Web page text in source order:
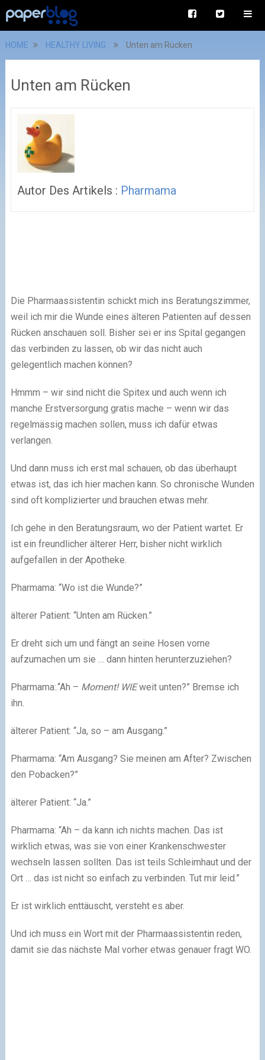
HOME HEALTHY LIVING Unten am Rücken
Unten am Rücken
Autor Des Artikels : Pharmama
Die Pharmaassistentin schickt mich ins Beratungszimmer,
weil ich mir die Wunde eines älteren Patienten auf dessen
Rücken anschauen soll. Bisher sei er ins Spital gegangen
das verbinden zu lassen, ob wir das nicht auch
gelegentlich machen können?
Hmmm – wir sind nicht die Spitex und auch wenn ich
manche Erstversorgung gratis mache – wenn wir das
regelmässig machen sollen, muss ich dafür etwas
verlangen.
Und dann muss ich erst mal schauen, ob das überhaupt
etwas ist, das ich hier machen kann. So chronische Wunden
sind oft komplizierter und brauchen etwas mehr.
Ich gehe in den Beratungsraum, wo der Patient wartet. Er
ist ein freundlicher älterer Herr, bisher nicht wirklich
aufgefallen in der Apotheke.
Pharmama: “Wo ist die Wunde?”
älterer Patient: “Unten am Rücken.”
Er dreht sich um und fängt an seine Hosen vorne
aufzumachen um sie … dann hinten herunterzuziehen?
Pharmama:.“Ah – Moment! WIEweit unten?” Bremse ich
ihn.
älterer Patient: “Ja, so – am Ausgang.”
Pharmama: “Am Ausgang? Sie meinen am After? Zwischen
den Pobacken?”
älterer Patient: “Ja.”
Pharmama: “Ah – da kann ich nichts machen. Das ist
wirklich etwas, was sie von einer Krankenschwester
wechseln lassen sollten. Das ist teils Schleimhaut und der
Ort … das ist nicht so einfach zu verbinden. Tut mir leid.”
Er ist wirklich enttäuscht, versteht es aber.
Und ich muss ein Wort mit der Pharmaassistentin reden,
damit sie das nächste Mal vorher etwas genauer fragt WO.